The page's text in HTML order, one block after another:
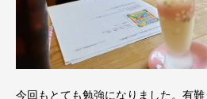
今回もとても勉強になりました。有難